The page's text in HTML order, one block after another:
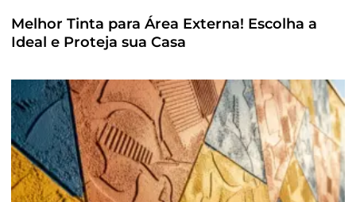
Melhor Tinta para Área Externa! Escolha a
Ideal e Proteja sua Casa